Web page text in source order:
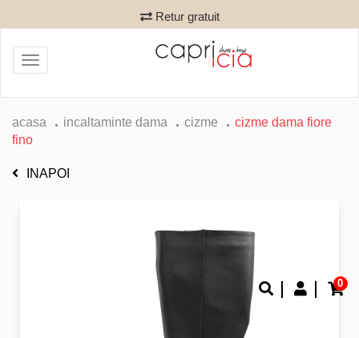
Retur gratuit
0
Toggle
navigation
acasa incaltaminte dama cizme
cizme dama fiore
fino
INAPOI